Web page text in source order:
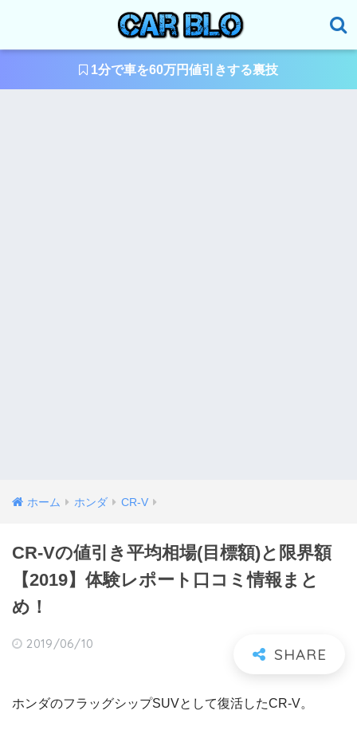
1分で車を60万円値引きする裏技
ホーム ホンダ CR-V
CR-Vの値引き平均相場(目標額)と限界額
【2019】体験レポート口コミ情報まと
め！
2019/06/10
ホンダのフラッグシップSUVとして復活したCR-V。